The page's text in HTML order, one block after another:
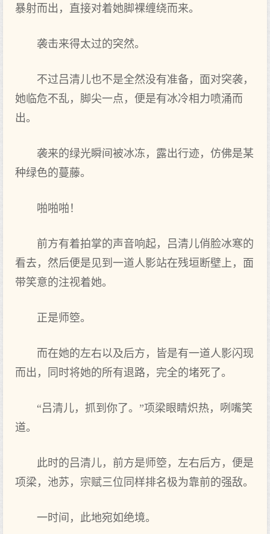
暴射而出，直接对着她脚裸缠绕而来。
袭击来得太过的突然。
不过吕清儿也不是全然没有准备，面对突袭，
她临危不乱，脚尖一点，便是有冰冷相力喷涌而
出。
袭来的绿光瞬间被冰冻，露出行迹，仿佛是某
种绿色的蔓藤。
啪啪啪！
前方有着拍掌的声音响起，吕清儿俏脸冰寒的
看去，然后便是见到一道人影站在残垣断壁上，面
带笑意的注视着她。
正是师箜。
而在她的左右以及后方，皆是有一道人影闪现
而出，同时将她的所有退路，完全的堵死了。
“吕清儿，抓到你了。”项梁眼睛炽热，咧嘴笑
道。
此时的吕清儿，前方是师箜，左右后方，便是
项梁，池苏，宗赋三位同样排名极为靠前的强敌。
一时间，此地宛如绝境。